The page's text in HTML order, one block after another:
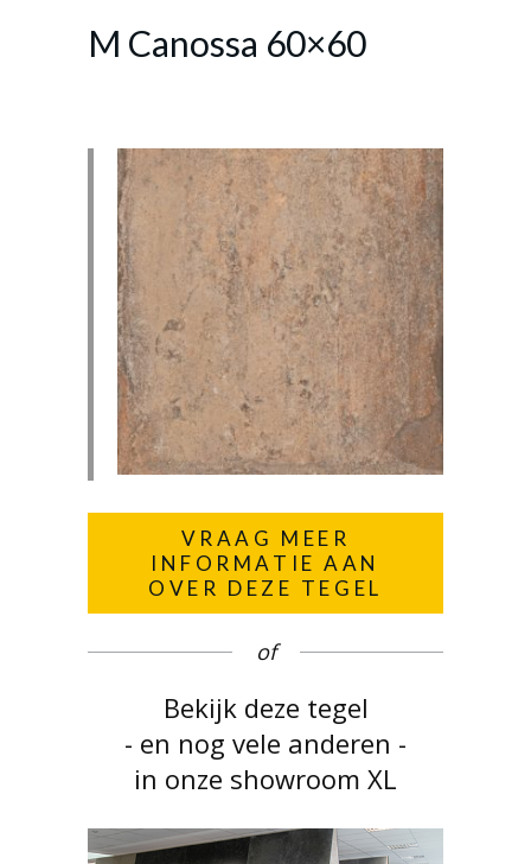
M Canossa 60×60
VRAAG MEER
INFORMATIE AAN
OVER DEZE TEGEL
of
Bekijk deze tegel
- en nog vele anderen -
in onze showroom XL